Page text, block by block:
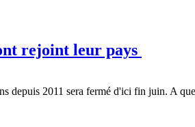
rejoint leur pays
depuis 2011 sera fermé d'ici fin juin. A